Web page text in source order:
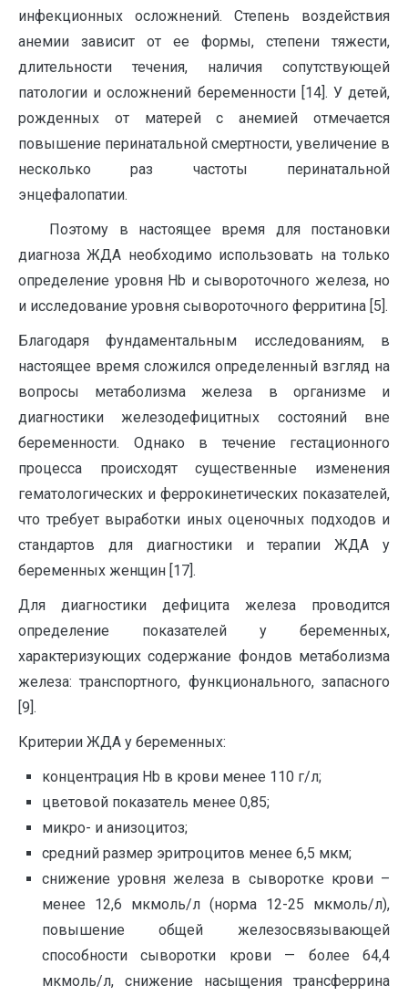
инфекционных осложнений. Степень воздействия
анемии зависит от ее формы, степени тяжести,
длительности течения, наличия сопутствующей
патологии и осложнений беременности [14]. У детей,
рожденных от матерей с анемией отмечается
повышение перинатальной смертности, увеличение в
несколько раз частоты перинатальной
энцефалопатии.
Поэтому в настоящее время для постановки
диагноза ЖДА необходимо использовать на только
определение уровня Hb и сывороточного железа, но
и исследование уровня сывороточного ферритина [5].
Благодаря фундаментальным исследованиям, в
настоящее время сложился определенный взгляд на
вопросы метаболизма железа в организме и
диагностики железодефицитных состояний вне
беременности. Однако в течение гестационного
процесса происходят существенные изменения
гематологических и феррокинетических показателей,
что требует выработки иных оценочных подходов и
стандартов для диагностики и терапии ЖДА у
беременных женщин [17].
Для диагностики дефицита железа проводится
определение показателей у беременных,
характеризующих содержание фондов метаболизма
железа: транспортного, функционального, запасного
[9].
Критерии ЖДА у беременных:
концентрация Hb в крови менее 110 г/л;
цветовой показатель менее 0,85;
микро- и анизоцитоз;
средний размер эритроцитов менее 6,5 мкм;
снижение уровня железа в сыворотке крови –
менее 12,6 мкмоль/л (норма 12-25 мкмоль/л),
повышение общей железосвязывающей
способности сыворотки крови — более 64,4
мкмоль/л, снижение насыщения трансферрина